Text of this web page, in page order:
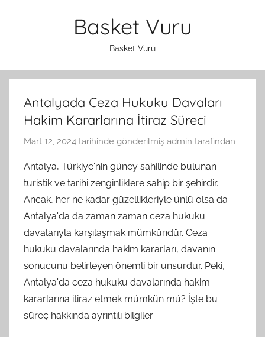
Basket Vuru
Basket Vuru
Antalyada Ceza Hukuku Davaları
Hakim Kararlarına İtiraz Süreci
Mart 12, 2024 tarihinde gönderilmiş admin tarafından
Antalya, Türkiye'nin güney sahilinde bulunan
turistik ve tarihi zenginliklere sahip bir şehirdir.
Ancak, her ne kadar güzellikleriyle ünlü olsa da
Antalya'da da zaman zaman ceza hukuku
davalarıyla karşılaşmak mümkündür. Ceza
hukuku davalarında hakim kararları, davanın
sonucunu belirleyen önemli bir unsurdur. Peki,
Antalya'da ceza hukuku davalarında hakim
kararlarına itiraz etmek mümkün mü? İşte bu
süreç hakkında ayrıntılı bilgiler.